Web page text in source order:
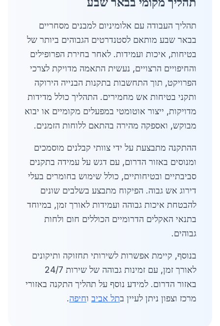
תהליך העבודה עם אלומיניום למבנים מסחריים
בבאר שבע מותאם לסטנדרטים הגבוהים ביותר של
בטיחות, איכות ועמידות. לאחר בחירת הפרופילים
והחיפויים הרצויים, נעשית התאמה מדויקת לצרכי
הפרויקט, תוך התחשבות בתקנות הבנייה הירוקה
ותקני בטיחות אש מחמירים. התהליך כולל מדידות
מדויקות, ייצור אוטומטי במפעלים מקומיים או יבוא
מבוקש, ואספקה מהירה בהתאם ללוחות הזמנים.
ההתקנה מתבצעת על ידי צוותי קבלנים מוסמכים
ומנוסים באזור הדרום, עם דגש על עמידה בתקנים
סביבתיים ובטיחותיים, כולל שימוש בחומרים בעלי
דירוג אש גבוה. הפיקוח מתבצע בשלבים שונים
להבטחת איכות גבוהה ועמידות לאורך זמן, במיוחד
בתנאי האקלים הדרומיים הכוללים חום ולחות
גבוהים.
בנוסף, קיימת אפשרות לשירותי תחזוקה ותיקונים
לאורך זמן, עם זמינות גבוהה של שירות 24/7
באזור הדרום. למידע נוסף על תהליך התקנה באזורי
מרכז וצפון ניתן לעיין בתל אביב וחיפה.